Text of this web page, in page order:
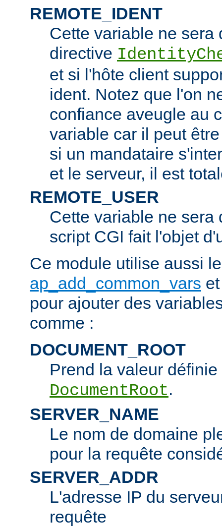
REMOTE_IDENT
Cette variable ne sera
directive
et si l'hôte client
ident. Notez que l'on
confiance aveugle au
variable car il peut
si un mandataire
et le serveur, il est
REMOTE_USER
Cette variable ne sera
script CGI fait l'objet
Ce module utilise aussi
ap_add_common_vars
pour ajouter des
comme :
DOCUMENT_ROOT
Prend la valeur
DocumentRoot.
SERVER_NAME
Le nom de domaine
pour la requête
SERVER_ADDR
L'adresse IP du
requête